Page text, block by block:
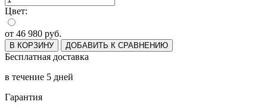
Цвет:
от 46 980 руб.
В КОРЗИНУ ДОБАВИТЬ К СРАВНЕНИЮ
Бесплатная доставка
в течение 5 дней
Гарантия